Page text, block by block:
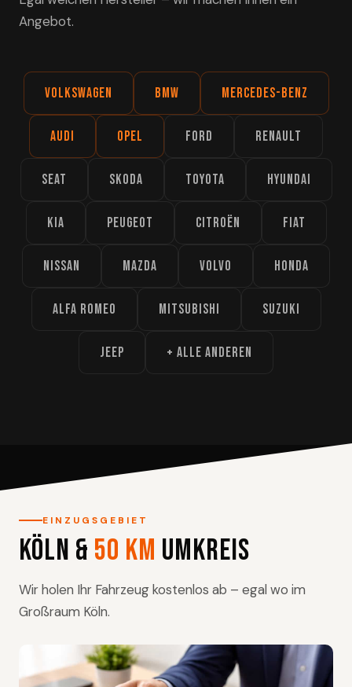
Angebot.
Volkswagen BMW Mercedes-Benz
Audi Opel Ford Renault
Seat Skoda Toyota Hyundai
Kia Peugeot Citroën Fiat
Nissan Mazda Volvo Honda
Alfa Romeo Mitsubishi Suzuki
Jeep + Alle anderen
EINZUGSGEBIET
Köln & 50 km Umkreis
Wir holen Ihr Fahrzeug kostenlos ab – egal wo im
Großraum Köln.